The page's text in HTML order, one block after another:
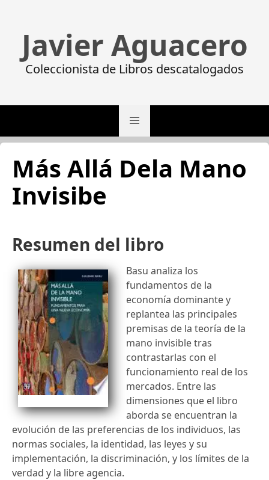
Javier Aguacero
Coleccionista de Libros descatalogados
Más Allá Dela Mano
Invisibe
Resumen del libro
Basu analiza los
fundamentos de la
economía dominante y
replantea las principales
premisas de la teoría de la
mano invisible tras
contrastarlas con el
funcionamiento real de los
mercados. Entre las
dimensiones que el libro
aborda se encuentran la
evolución de las preferencias de los individuos, las
normas sociales, la identidad, las leyes y su
implementación, la discriminación, y los límites de la
verdad y la libre agencia.